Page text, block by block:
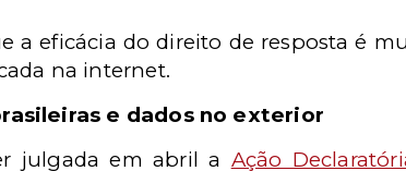
a eficácia do direito de resposta é
na internet.
e dados no exterior
julgada em abril a Ação